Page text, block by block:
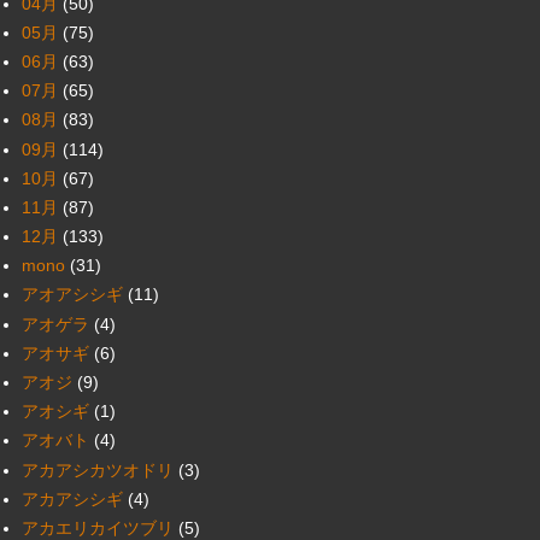
05月 (75)
06月 (63)
07月 (65)
08月 (83)
09月 (114)
10月 (67)
11月 (87)
12月 (133)
mono (31)
アオアシシギ (11)
アオゲラ (4)
アオサギ (6)
アオジ (9)
アオシギ (1)
アオバト (4)
アカアシカツオドリ (3)
アカアシシギ (4)
アカエリカイツブリ (5)